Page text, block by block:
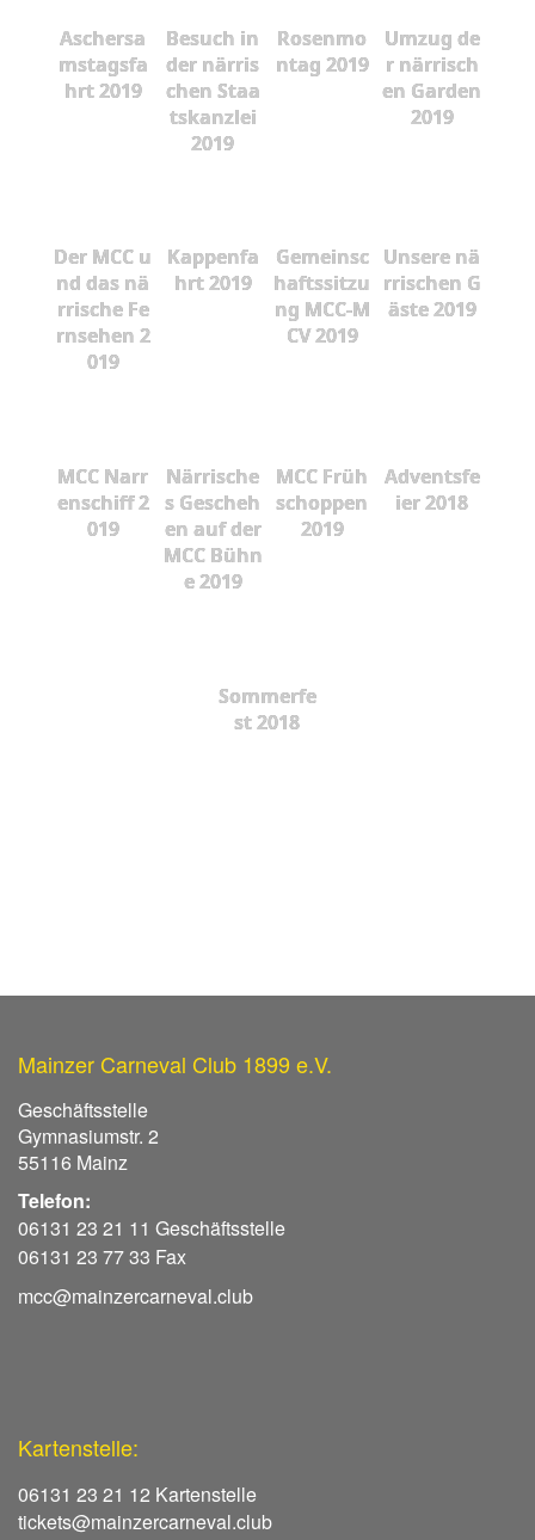
Aschersa
mstagsfa
hrt 2019
Besuch in
der närris
chen Staa
tskanzlei
2019
Rosenmo
ntag 2019
Umzug de
r närrisch
en Garden
2019
Der MCC u
nd das nä
rrische Fe
rnsehen 2
019
Kappenfa
hrt 2019
Gemeinsc
haftssitzu
ng MCC-M
CV 2019
Unsere nä
rrischen G
äste 2019
MCC Narr
enschiff 2
019
Närrische
s Gescheh
en auf der
MCC Bühn
e 2019
MCC Früh
schoppen
2019
Adventsfe
ier 2018
Sommerfe
st 2018
Mainzer Carneval Club 1899 e.V.
Geschäftsstelle
Gymnasiumstr. 2
55116 Mainz
Telefon:
06131 23 21 11 Geschäftsstelle
06131 23 77 33 Fax
mcc@mainzercarneval.club
Kartenstelle:
06131 23 21 12 Kartenstelle
tickets@mainzercarneval.club